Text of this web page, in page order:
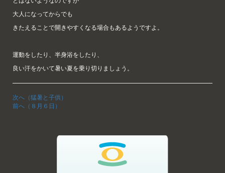
大人になってからでも
きたえることで開きやすくなる場合もあるようですよ。
運動をしたり、半身浴をしたり、
良い汗をかいて暑い夏を乗り切りましょう。
次へ（猛暑と子供）
前へ（８月６日）